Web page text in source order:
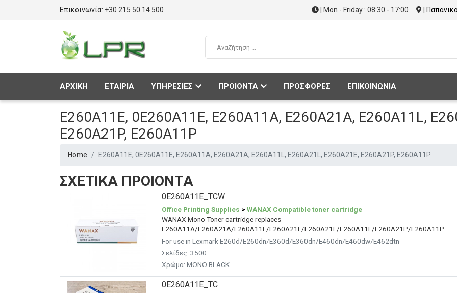
Επικοινωνία: +30 215 50 14 500 | Mon - Friday : 08:30 - 17:00
ΑΡΧΙΚΗ ΕΤΑΙΡΙΑ ΥΠΗΡΕΣΙΕΣ ΠΡΟΙΟΝΤΑ ΠΡΟΣΦΟΡΕΣ ΕΠΙΚΟΙΝΩΝΙΑ
E260A11E, 0E260A11E, E260A11A, E260A21A, E260A11L,
E260A21P, E260A11P
Home E260A11E, 0E260A11E, E260A11A, E260A21A, E260A11L, E260A21L, E260A21E, E260A21P, E260A11P
ΣΧΕΤΙΚΑ ΠΡΟΙΟΝΤΑ
0E260A11E_TCW
Office Printing Supplies > WANAX Compatible toner cartridge
WANAX Mono Toner cartridge replaces
E260A11A/E260A21A/E260A11L/E260A21L/E260A21E/E260A11E/E260A21P/E260A11P
For use in Lexmark E260d/E260dn/E360d/E360dn/E460dn/E460dw/E462dtn
Σελίδες: 3500
Χρώμα: MONO BLACK
0E260A11E_TC